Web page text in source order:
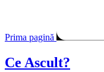
Prima pagină
Ce Ascult?